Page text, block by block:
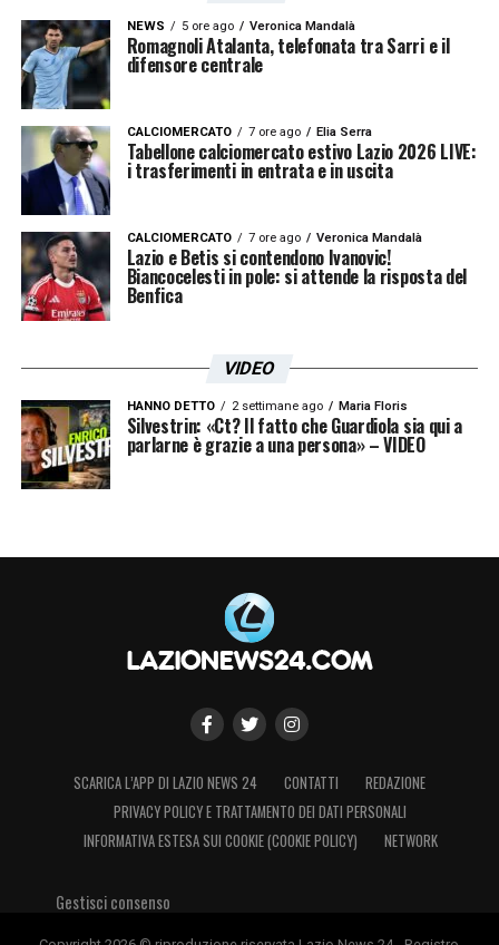
NEWS 5 ore ago Veronica Mandalà
Romagnoli Atalanta, telefonata tra Sarri e il
difensore centrale
CALCIOMERCATO 7 ore ago Elia Serra
Tabellone calciomercato estivo Lazio 2026 LIVE:
i trasferimenti in entrata e in uscita
CALCIOMERCATO 7 ore ago Veronica Mandalà
Lazio e Betis si contendono Ivanovic!
Biancocelesti in pole: si attende la risposta del
Benfica
VIDEO
HANNO DETTO 2 settimane ago Maria Floris
Silvestrin: «Ct? Il fatto che Guardiola sia qui a
parlarne è grazie a una persona» – VIDEO
SCARICA L’APP DI LAZIO NEWS 24 CONTATTI
REDAZIONE
PRIVACY POLICY E TRATTAMENTO DEI DATI PERSONALI
INFORMATIVA ESTESA SUI COOKIE (COOKIE POLICY)
NETWORK
Gestisci consenso